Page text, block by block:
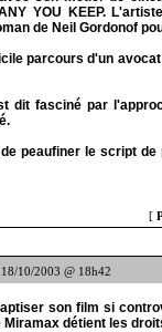
YOU KEEP.
de Neil Gordonof
parcours d'un
dit fasciné par
peaufiner le script
[
10/2003 @ 18h42
son film si
détient les